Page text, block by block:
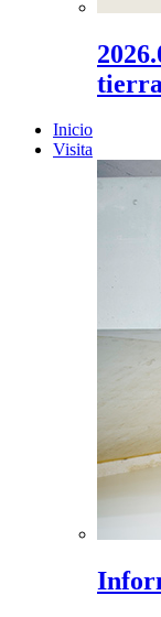
Inicio
Visita